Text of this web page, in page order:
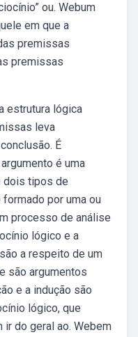
ou. Webum
em que a
premissas
premissas
estrutura lógica
leva
É
é uma
dois tipos de
por uma ou
processo de análise
lógico e a
a respeito de um
são argumentos
e a indução são
lógico, que
do geral ao. Webem